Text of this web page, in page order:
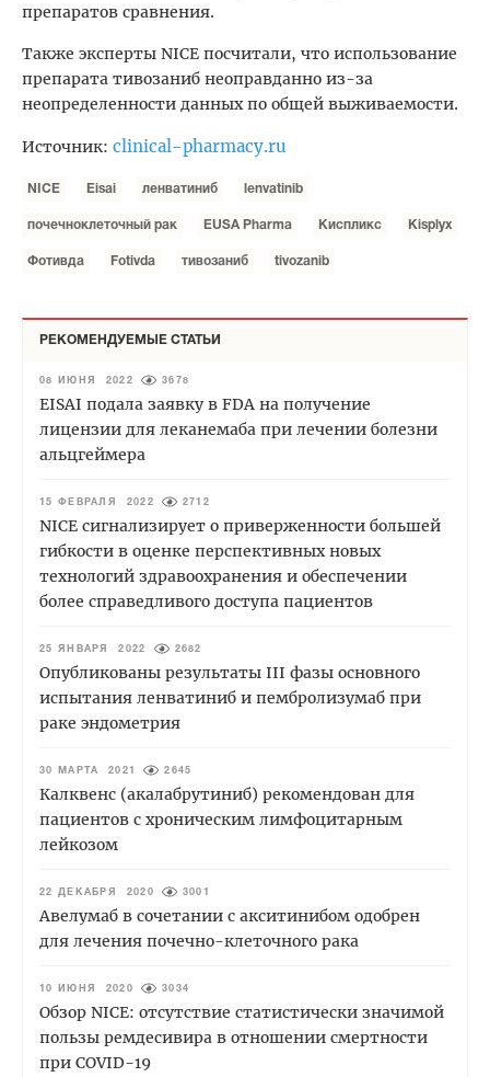
препаратов сравнения.
Также эксперты NICE посчитали, что использование
препарата тивозаниб неоправданно из-за
неопределенности данных по общей выживаемости.
Источник: clinical-pharmacy.ru
NICE Eisai ленватиниб lenvatinib
почечноклеточный рак EUSA Pharma Киспликс Kisplyx
Фотивда Fotivda тивозаниб tivozanib
РЕКОМЕНДУЕМЫЕ СТАТЬИ
08 ИЮНЯ 2022 3678
EISAI подала заявку в FDA на получение
лицензии для леканемаба при лечении болезни
альцгеймера
15 ФЕВРАЛЯ 2022 2712
NICE сигнализирует о приверженности большей
гибкости в оценке перспективных новых
технологий здравоохранения и обеспечении
более справедливого доступа пациентов
25 ЯНВАРЯ 2022 2682
Опубликованы результаты III фазы основного
испытания ленватиниб и пембролизумаб при
раке эндометрия
30 МАРТА 2021 2645
Калквенс (акалабрутиниб) рекомендован для
пациентов с хроническим лимфоцитарным
лейкозом
22 ДЕКАБРЯ 2020 3001
Авелумаб в сочетании с акситинибом одобрен
для лечения почечно-клеточного рака
10 ИЮНЯ 2020 3034
Обзор NICE: отсутствие статистически значимой
пользы ремдесивира в отношении смертности
при COVID-19